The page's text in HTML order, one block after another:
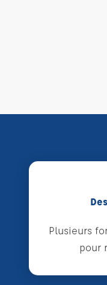
Plusieurs
pour